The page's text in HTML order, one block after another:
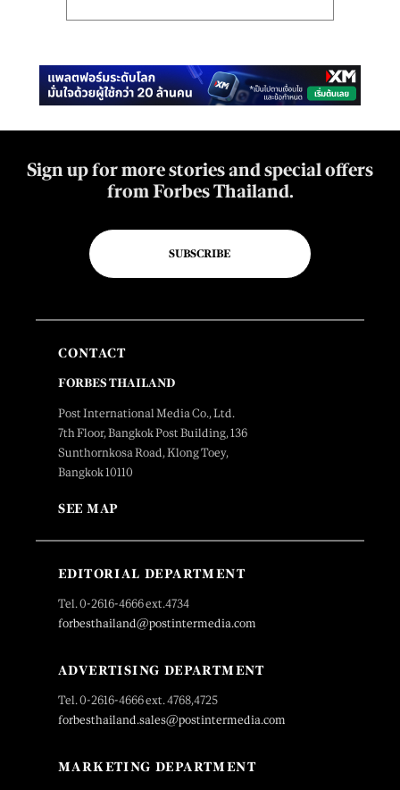
Sign up for more stories and special offers
from Forbes Thailand.
SUBSCRIBE
CONTACT
FORBES THAILAND
Post International Media Co., Ltd.
7th Floor, Bangkok Post Building, 136
Sunthornkosa Road, Klong Toey,
Bangkok 10110
SEE MAP
EDITORIAL DEPARTMENT
Tel. 0-2616-4666 ext.4734
forbesthailand@postintermedia.com
ADVERTISING DEPARTMENT
Tel. 0-2616-4666 ext. 4768,4725
forbesthailand.sales@postintermedia.com
MARKETING DEPARTMENT